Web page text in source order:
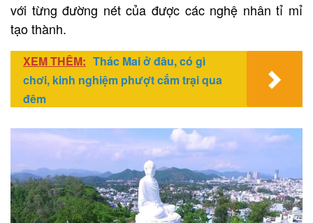
với từng đường nét của được các nghệ nhân tỉ mỉ
tạo thành.
XEM THÊM: Thác Mai ở đâu, có gì
chơi, kinh nghiệm phượt cắm trại qua
đêm